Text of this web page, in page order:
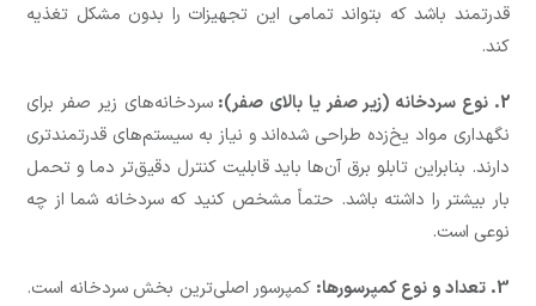
قدرتمند باشد که بتواند تمامی این تجهیزات را بدون مشکل تغذیه
کند.
2. نوع سردخانه (زیر صفر یا بالای صفر):
سردخانه‌های زیر صفر برای
نگهداری مواد یخ‌زده طراحی شده‌اند و نیاز به سیستم‌های قدرتمندتری
دارند. بنابراین تابلو برق آن‌ها باید قابلیت کنترل دقیق‌تر دما و تحمل
بار بیشتر را داشته باشد. حتماً مشخص کنید که سردخانه شما از چه
نوعی است.
3. تعداد و نوع کمپرسورها:
کمپرسور اصلی‌ترین بخش سردخانه است.